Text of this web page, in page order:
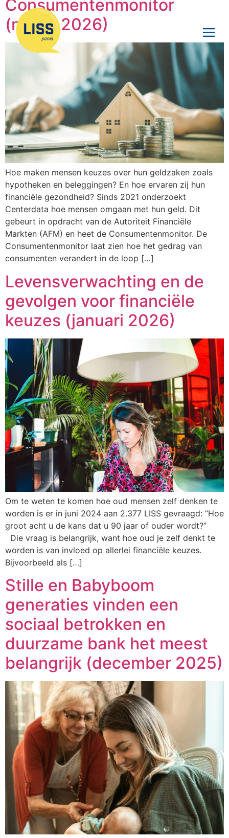
Consumentenmonitor
(maart 2026)
Hoe maken mensen keuzes over hun geldzaken zoals
hypotheken en beleggingen? En hoe ervaren zij hun
financiële gezondheid? Sinds 2021 onderzoekt
Centerdata hoe mensen omgaan met hun geld. Dit
gebeurt in opdracht van de Autoriteit Financiële
Markten (AFM) en heet de Consumentenmonitor. De
Consumentenmonitor laat zien hoe het gedrag van
consumenten verandert in de loop […]
Levensverwachting en de
gevolgen voor financiële
keuzes (januari 2026)
Om te weten te komen hoe oud mensen zelf denken te
worden is er in juni 2024 aan 2.377 LISS gevraagd: “Hoe
groot acht u de kans dat u 90 jaar of ouder wordt?”
Die vraag is belangrijk, want hoe oud je zelf denkt te
worden is van invloed op allerlei financiële keuzes.
Bijvoorbeeld als […]
Stille en Babyboom
generaties vinden een
sociaal betrokken en
duurzame bank het meest
belangrijk (december 2025)